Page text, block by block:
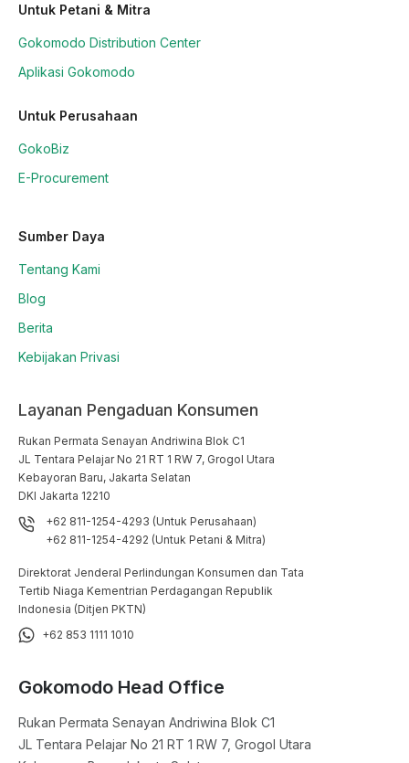
Untuk Petani & Mitra
Gokomodo Distribution Center
Aplikasi Gokomodo
Untuk Perusahaan
GokoBiz
E-Procurement
Sumber Daya
Tentang Kami
Blog
Berita
Kebijakan Privasi
Layanan Pengaduan Konsumen
Rukan Permata Senayan Andriwina Blok C1
JL Tentara Pelajar No 21 RT 1 RW 7, Grogol Utara
Kebayoran Baru, Jakarta Selatan
DKI Jakarta 12210
+62 811-1254-4293 (Untuk Perusahaan)
+62 811-1254-4292 (Untuk Petani & Mitra)
Direktorat Jenderal Perlindungan Konsumen dan Tata
Tertib Niaga Kementrian Perdagangan Republik
Indonesia (Ditjen PKTN)
+62 853 1111 1010
Gokomodo Head Office
Rukan Permata Senayan Andriwina Blok C1
JL Tentara Pelajar No 21 RT 1 RW 7, Grogol Utara